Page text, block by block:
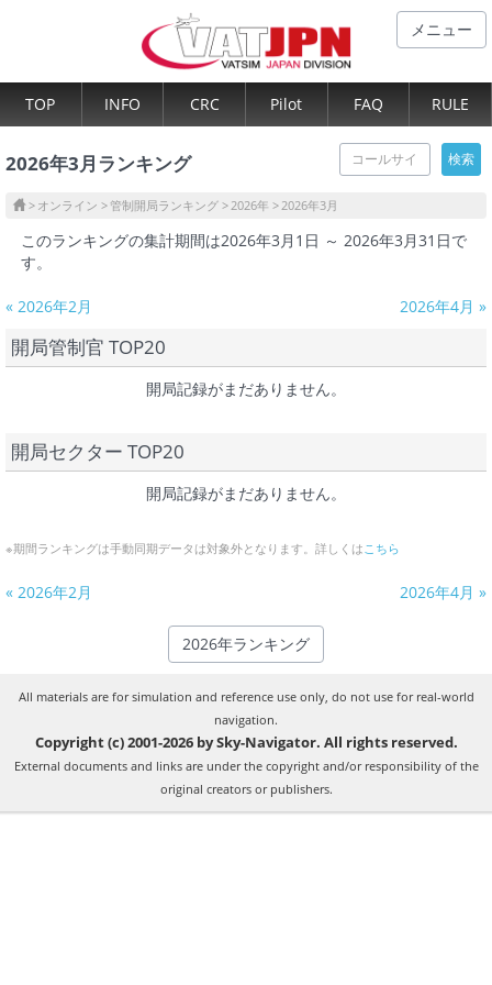
メニュー
TOP INFO CRC Pilot FAQ RULE
2026年3月ランキング
オンライン 管制開局ランキング 2026年 2026年3月
このランキングの集計期間は2026年3月1日 ～ 2026年3月31日で
す。
« 2026年2月 2026年4月 »
開局管制官 TOP20
開局記録がまだありません。
開局セクター TOP20
開局記録がまだありません。
※期間ランキングは手動同期データは対象外となります。詳しくは こちら
« 2026年2月 2026年4月 »
2026年ランキング
All materials are for simulation and reference use only, do not use for real-world
navigation.
Copyright (c) 2001-2026 by Sky-Navigator. All rights reserved.
External documents and links are under the copyright and/or responsibility of the
original creators or publishers.